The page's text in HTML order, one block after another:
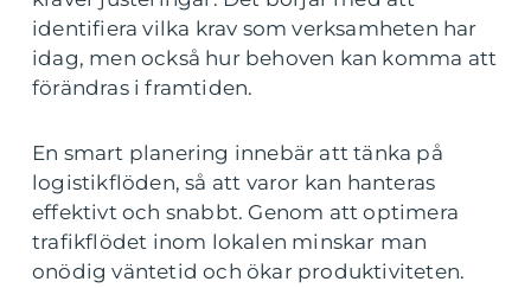
identifiera vilka krav som verksamheten har
idag, men också hur behoven kan komma att
förändras i framtiden.
En smart planering innebär att tänka på
logistikflöden, så att varor kan hanteras
effektivt och snabbt. Genom att optimera
trafikflödet inom lokalen minskar man
onödig väntetid och ökar produktiviteten.